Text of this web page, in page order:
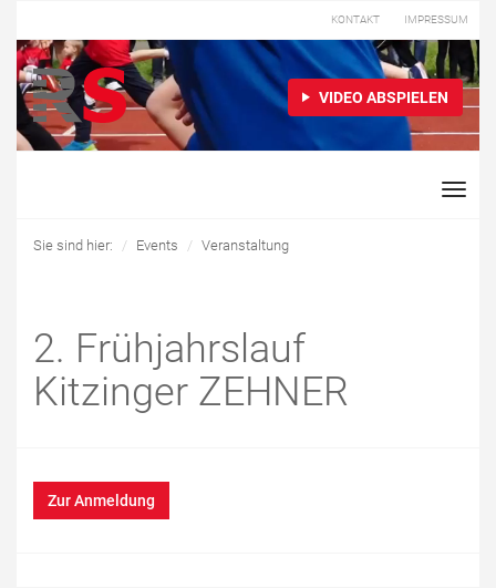
KONTAKT IMPRESSUM
VIDEO ABSPIELEN
Toggle
Sie sind hier: Events Veranstaltung
2. Frühjahrslauf
Kitzinger ZEHNER
Zur Anmeldung